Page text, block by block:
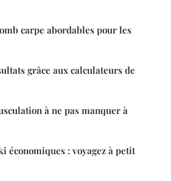
carpe abordables pour les
grâce aux calculateurs de
à ne pas manquer à
économiques : voyagez à petit